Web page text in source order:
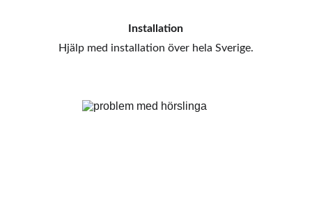
Installation
Hjälp med installation över hela Sverige.